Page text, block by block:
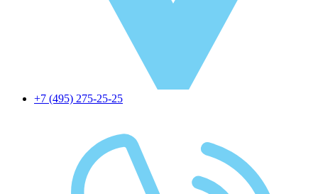
+7 (495) 275-25-25